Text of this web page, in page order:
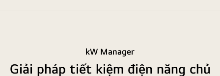
kW Manager
Giải pháp tiết kiệm điện năng chủ